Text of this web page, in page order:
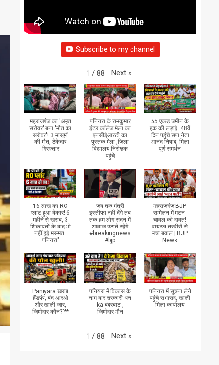
Subscribe to my channel
1 / 88 Next »
महराजगंज का 'अमृत
सरोवर' बना 'मौत का
सरोवर'! 3 मासूमों
की मौत, ठेकेदार
गिरफ्तार
पनियरा के रामकुमार
इंटर कॉलेज मेला का
एनसीईआरटी का
पुस्तक मेला ,जिला
विद्यालय निरीक्षक
पहुंचे
55 एकड़ जमीन के
हक की लड़ाई: 48वें
दिन पहुंचे सपा नेता
आनंद निषाद, मिला
पूर्ण समर्थन
16 लाख का RO
प्लांट हुआ बेकार! 6
महीने से खराब, 3
शिकायतों के बाद भी
नहीं हुई मरम्मत |
पनियरा"
जब तक मंत्री
इस्तीफा नहीं देंगे तब
तक हम लोग सदन में
आवाज उठाते रहेंगे
#breakingnews
#bjp
महराजगंज BJP
सम्मेलन में मटन-
चावल की दावत!
वायरल तस्वीरों से
मचा बवाल | BJP
News
Paniyara खराब
हैंडपंप, बंद आरओ
और खाली जार,
जिम्मेदार कौन?"**
पनियरा में विकास के
नाम बार सरकारी धन
ka बंदरबाट ,
जिम्मेदार मौन
पनियरा में सूचना लेने
पहुंचे सभासद, खाली
मिला कार्यालय
1 / 88 Next »